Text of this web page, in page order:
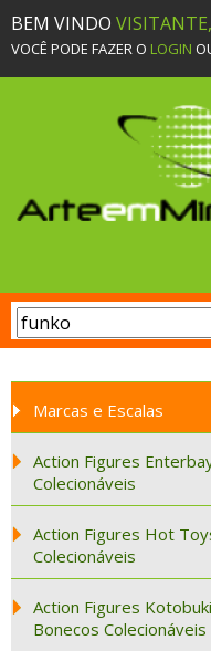
BEM VINDO VISITANTE,
VOCÊ PODE FAZER O LOGIN
Marcas e Escalas
Action Figures
Colecionáveis
Action Figures Hot
Colecionáveis
Action Figures
Bonecos Colecionáveis